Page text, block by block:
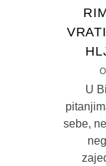
U
sebe,